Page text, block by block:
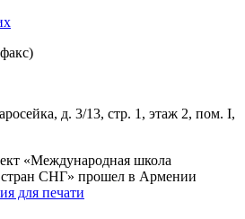
д. 3/13, стр. 1, этаж 2, пом. I,
«Международная школа
СНГ» прошел в Армении
для печати